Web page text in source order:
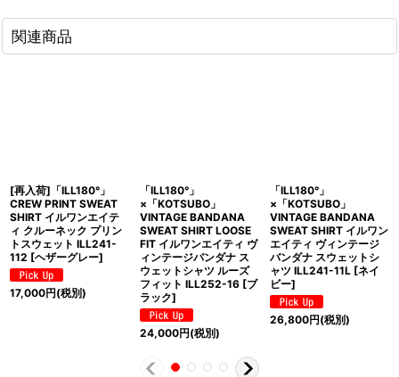
関連商品
[再入荷]「ILL180°」
CREW PRINT SWEAT
SHIRT イルワンエイテ
ィ クルーネック プリン
トスウェット ILL241-
112 [ヘザーグレー]
17,000円(税別)
「ILL180°」
×「KOTSUBO」
VINTAGE BANDANA
SWEAT SHIRT LOOSE
FIT イルワンエイティ ヴ
ィンテージバンダナ ス
ウェットシャツ ルーズ
フィット ILL252-16 [ブ
ラック]
24,000円(税別)
「ILL180°」
×「KOTSUBO」
VINTAGE BANDANA
SWEAT SHIRT イルワン
エイティ ヴィンテージ
バンダナ スウェットシ
ャツ ILL241-11L [ネイ
ビー]
26,800円(税別)